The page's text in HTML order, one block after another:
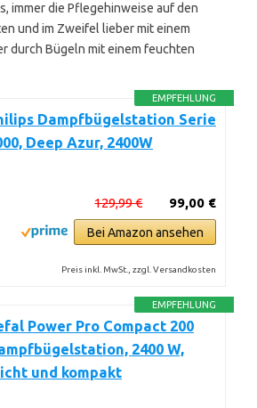
immer die Pflegehinweise auf den
und im Zweifel lieber mit einem
durch Bügeln mit einem feuchten
EMPFEHLUNG
Dampfbügelstation Serie
Deep Azur, 2400W
99,00 €
129,99 €
Bei Amazon ansehen
Preis inkl. MwSt., zzgl. Versandkosten
EMPFEHLUNG
Power Pro Compact 200
2400 W,
und kompakt